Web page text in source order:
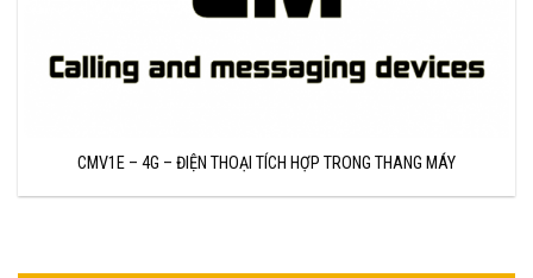
CMV1E – 4G – ĐIỆN THOẠI TÍCH HỢP TRONG THANG MÁY